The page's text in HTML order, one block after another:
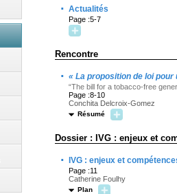
· Actualités
Page :5-7
Rencontre
· « La proposition de loi pour
“The bill for a tobacco-free
Page :8-10
Conchita Delcroix-Gomez
Résumé
Dossier : IVG : enjeux et
· IVG : enjeux et
Page :11
Catherine Foulhy
Plan